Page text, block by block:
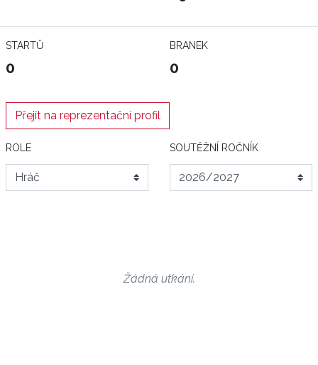
STARTŮ
0
BRANEK
0
Přejít na reprezentační profil
ROLE SOUTĚŽNÍ ROČNÍK
Žádná utkání.